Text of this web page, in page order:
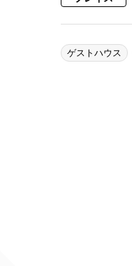
ゲストハウス